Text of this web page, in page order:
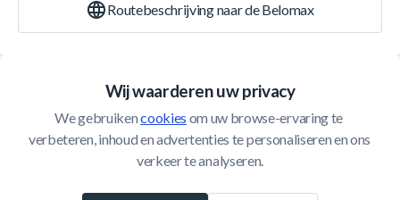
Wij waarderen uw privacy
We gebruiken cookies om uw browse-ervaring te
verbeteren, inhoud en advertenties te personaliseren en ons
verkeer te analyseren.
Klantenservice
Routebeschrijving naar de Belomax